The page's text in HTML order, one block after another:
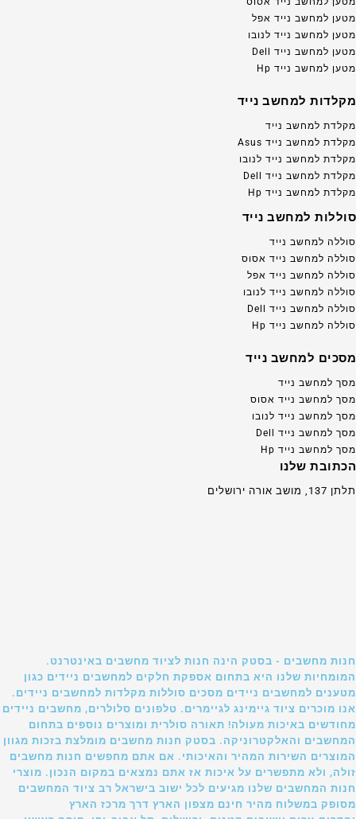
מטען למחשב נייד אפל
מטען למחשב נייד לנובו
מטען למחשב נייד Dell
מטען למחשב נייד Hp
מקלדות למחשב נייד
מקלדת למחשב נייד
מקלדת למחשב נייד Asus
מקלדת למחשב נייד לנובו
מקלדת למחשב נייד Dell
מקלדת למחשב נייד Hp
סוללות למחשב נייד
סוללה למחשב נייד
סוללה למחשב נייד אסוס
סוללה למחשב נייד אפל
סוללה למחשב נייד לנובו
סוללה למחשב נייד Dell
סוללה למחשב נייד Hp
מסכים למחשב נייד
מסך למחשב נייד
מסך למחשב נייד אסוס
מסך למחשב נייד לנובו
מסך למחשב נייד Dell
מסך למחשב נייד Hp
הכתובת שלנו
תלתן 137, מושב אורה ירושלים
חנות מחשבים - בסטק הינה חנות לציוד מחשבים באינטרנט.
המומחיות שלנו היא בתחום אספקת חלקים למחשבים ניידים כגון
מטענים למחשבים ניידים מסכים סוללות מקלדות למחשבים ניידים.
אנו מוכרים ציוד גיימינג לגיימרים. טלפונים סלולרים, מחשבים ניידים
מחודשים באיכות מעולה! תאורה סולרית ומוצרים נוספים בתחום
המחשבים והאלקטרוניקה. בסטק חנות מחשבים מומלצת בזכות מגוון
המוצרים השירות המהיר והאיכותי. אם אתם מחפשים חנות מחשבים
זולה, ולא מתפשרים על איכות אז אתם נמצאים במקום הנכון. מוצרי
חנות המחשבים שלנו מגיעים לכל ישוב בישראל רב ציוד המחשבים
מסופק במשלוח מהיר חינם מצפון הארץ דרך מרכז הארץ